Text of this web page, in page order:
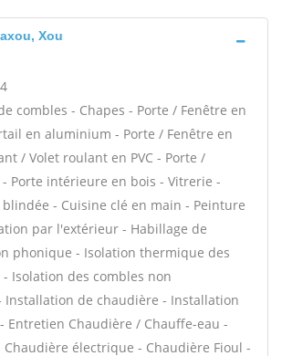
Xou
combles - Chapes - Porte / Fenêtre en
en aluminium - Porte / Fenêtre en
/ Volet roulant en PVC - Porte /
Porte intérieure en bois - Vitrerie -
- Cuisine clé en main - Peinture
par l'extérieur - Habillage de
phonique - Isolation thermique des
Isolation des combles non
Installation de chaudière - Installation
Entretien Chaudière / Chauffe-eau -
Chaudière électrique - Chaudière Fioul -